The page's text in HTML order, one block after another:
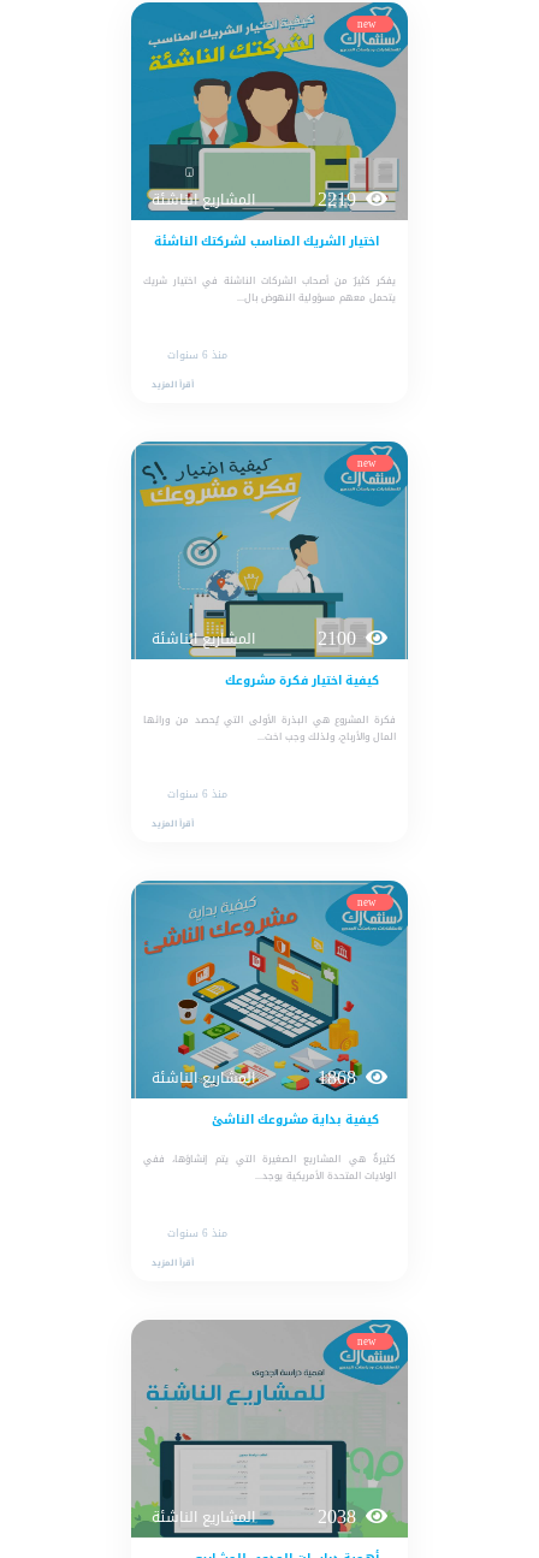
new
2219 المشاريع الناشئة
اختيار الشريك المناسب لشركتك الناشئة
يفكر كثيرٌ من أصحاب الشركات الناشئة في اختيار شريك
يتحمل معهم مسؤولية النهوض بال...
منذ 6 سنوات
أقرأ المزيد
new
2100 المشاريع الناشئة
كيفية اختيار فكرة مشروعك
فكرة المشروع هي البذرة الأولى التي يُحصد من ورائها
المال والأرباح، ولذلك وجب اخت...
منذ 6 سنوات
أقرأ المزيد
new
1868 المشاريع الناشئة
كيفية بداية مشروعك الناشئ
كثيرۃٌ هي المشاريع الصغيرة التي يتم إنشاؤها، ففي
الولايات المتحدة الأمريكية يوجد...
منذ 6 سنوات
أقرأ المزيد
new
2038 المشاريع الناشئة